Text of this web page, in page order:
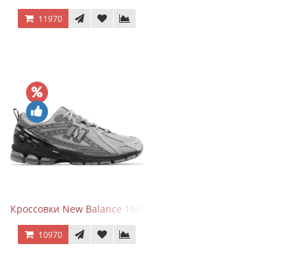
11970
Кроссовки New Balance 1906R Brighton Grey
10970